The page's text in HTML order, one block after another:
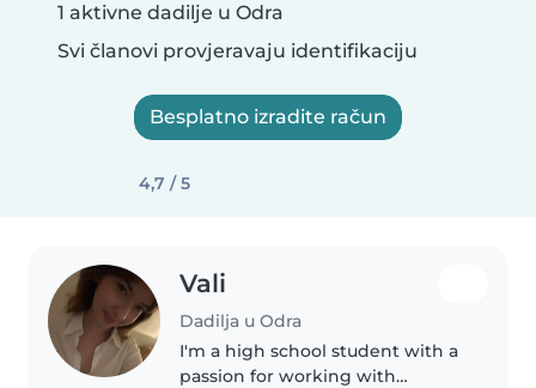
1 aktivne dadilje u Odra
Svi članovi provjeravaju identifikaciju
Besplatno izradite račun
4,7 / 5
Vali
Dadilja u Odra
I'm a high school student with a
passion for working with